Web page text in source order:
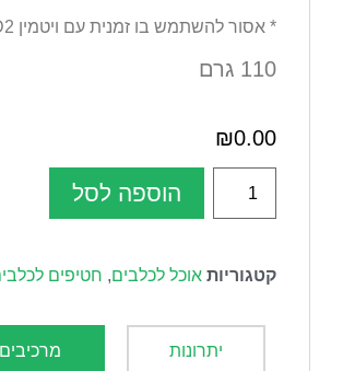
* אסור להשתמש בו זמנית עם ויטמין D2.
110 גרם
₪0.00
הוספה לסל
קטגוריות אוכל לכלבים, חטיפים
יתרונות מרכיבים